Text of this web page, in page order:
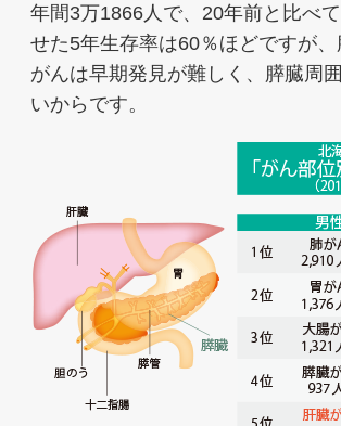
年間3万1866人で、20年前と比べ
せた5年生存率は60％ほどですが
がんは早期発見が難しく、膵臓周
いからです。